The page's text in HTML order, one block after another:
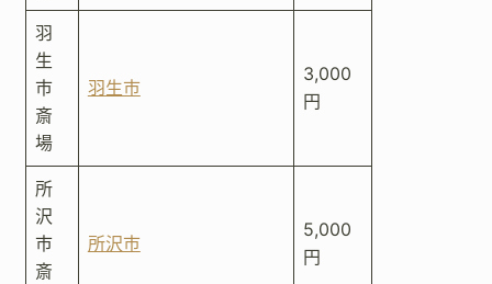
羽
生
市
斎
場
羽生市
3,000
円
所
沢
市
斎
所沢市
5,000
円